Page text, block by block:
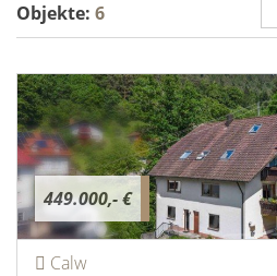
Objekte: 6
449.000,- €
Calw